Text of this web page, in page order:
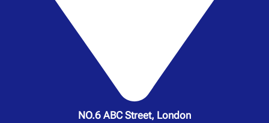
NO.6 ABC Street, London